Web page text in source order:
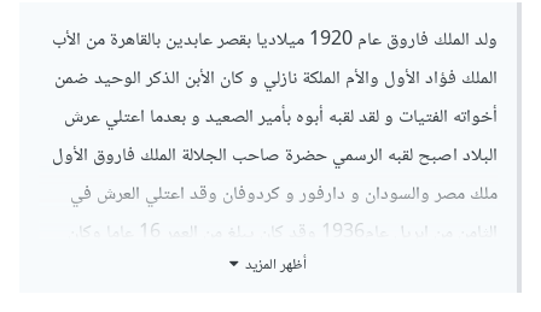
ولد الملك فاروق عام 1920 ميلاديا بقصر عابدين بالقاهرة من الأب
الملك فؤاد الأول والأم الملكة نازلي و كان الأبن الذكر الوحيد ضمن
أخواته الفتيات و لقد لقبه أبوه بأمير الصعيد و بعدما اعتلي عرش
البلاد اصبح لقبه الرسمي حضرة صاحب الجلالة الملك فاروق الأول
ملك مصر والسودان و دارفور و كردوفان وقد اعتلي العرش في
الثامن من ابريل عام1936 وقد كان يبلغ من العمر 16 عاما وكان
هناك مجلسا للوصاية عليه لانه كان لا يزال قاصرا وعندما توج ملكا
أظهر المزيد